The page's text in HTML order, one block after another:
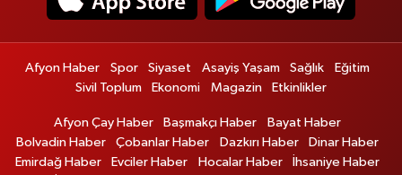
Afyon Haber Spor Siyaset Asayiş Yaşam Sağlık
Eğitim
Sivil Toplum
Ekonomi Magazin Etkinlikler
Afyon Çay Haber Başmakçı Haber
Bayat Haber
Bolvadin Haber
Çobanlar Haber Dazkırı Haber
Dinar Haber
Emirdağ Haber
Evciler Haber Hocalar Haber İhsaniye Haber